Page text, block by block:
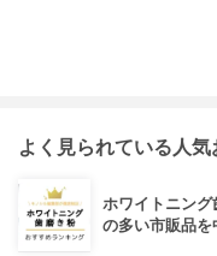
よく見られている人
ホワイトニング
の多い市販品を